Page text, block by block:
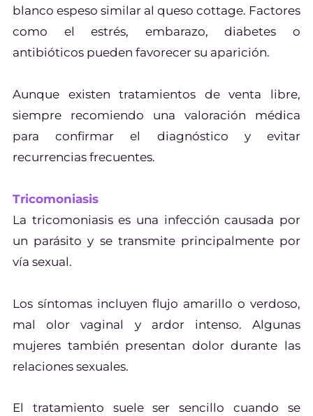
blanco espeso similar al queso cottage. Factores
como el estrés, embarazo, diabetes o
antibióticos pueden favorecer su aparición.
Aunque existen tratamientos de venta libre,
siempre recomiendo una valoración médica
para confirmar el diagnóstico y evitar
recurrencias frecuentes.
Tricomoniasis
La tricomoniasis es una infección causada por
un parásito y se transmite principalmente por
vía sexual.
Los síntomas incluyen flujo amarillo o verdoso,
mal olor vaginal y ardor intenso. Algunas
mujeres también presentan dolor durante las
relaciones sexuales.
El tratamiento suele ser sencillo cuando se